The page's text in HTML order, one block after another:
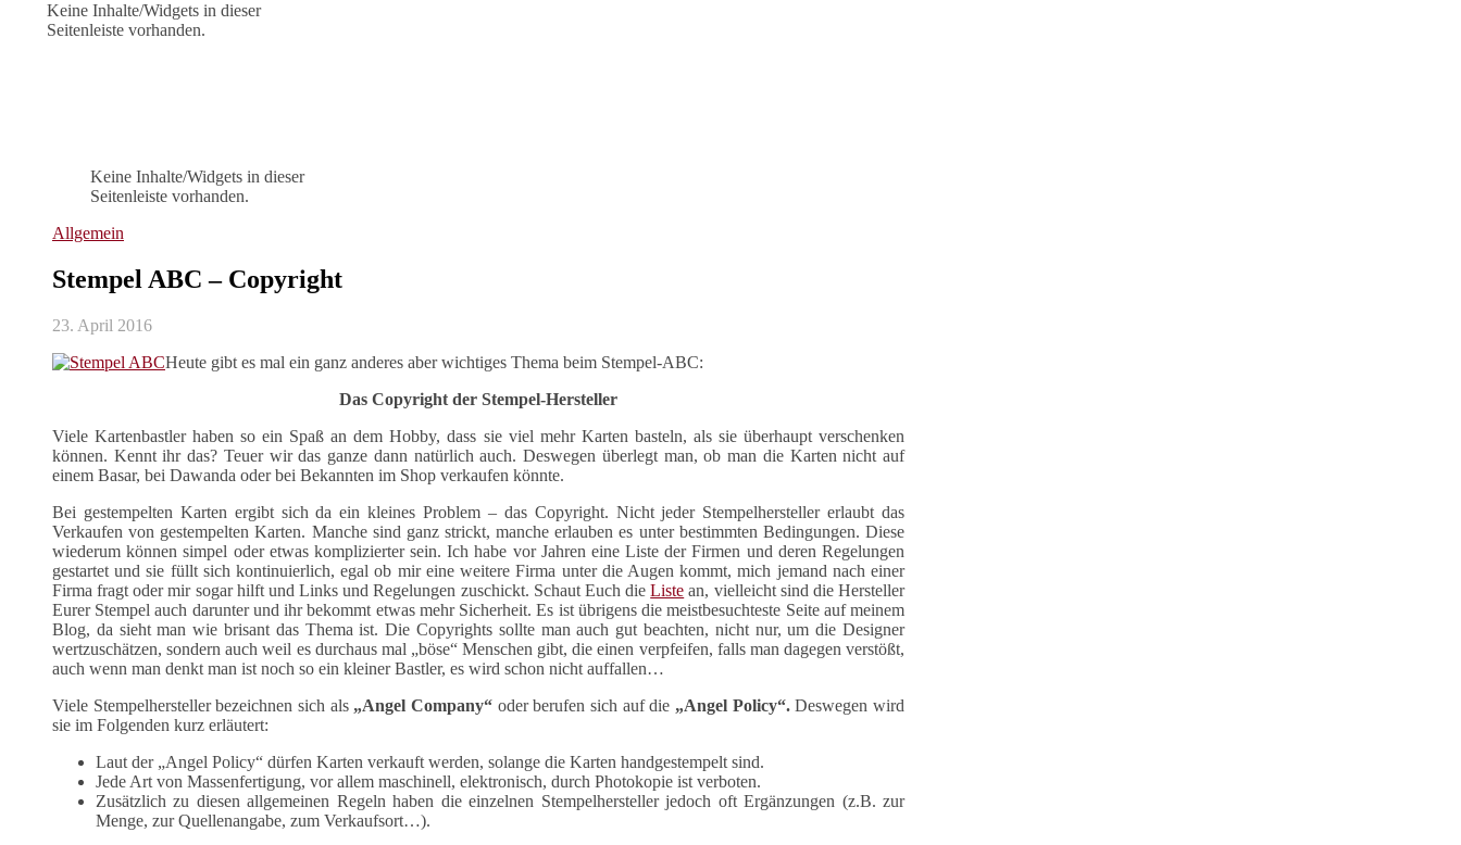
Keine Inhalte/Widgets in dieser
Seitenleiste vorhanden.
Keine Inhalte/Widgets in dieser
Seitenleiste vorhanden.
Allgemein
Stempel ABC – Copyright
23. April 2016
Heute gibt es mal ein ganz anderes aber wichtiges Thema beim Stempel-ABC:
Das Copyright der Stempel-Hersteller
Viele Kartenbastler haben so ein Spaß an dem Hobby, dass sie viel mehr Karten basteln, als sie überhaupt verschenken
können. Kennt ihr das? Teuer wir das ganze dann natürlich auch. Deswegen überlegt man, ob man die Karten nicht auf
einem Basar, bei Dawanda oder bei Bekannten im Shop verkaufen könnte.
Bei gestempelten Karten ergibt sich da ein kleines Problem – das Copyright. Nicht jeder Stempelhersteller erlaubt das
Verkaufen von gestempelten Karten. Manche sind ganz strickt, manche erlauben es unter bestimmten Bedingungen. Diese
wiederum können simpel oder etwas komplizierter sein. Ich habe vor Jahren eine Liste der Firmen und deren Regelungen
gestartet und sie füllt sich kontinuierlich, egal ob mir eine weitere Firma unter die Augen kommt, mich jemand nach einer
Firma fragt oder mir sogar hilft und Links und Regelungen zuschickt. Schaut Euch dieListe an, vielleicht sind die Hersteller
Eurer Stempel auch darunter und ihr bekommt etwas mehr Sicherheit. Es ist übrigens die meistbesuchteste Seite auf meinem
Blog, da sieht man wie brisant das Thema ist. Die Copyrights sollte man auch gut beachten, nicht nur, um die Designer
wertzuschätzen, sondern auch weil es durchaus mal „böse“ Menschen gibt, die einen verpfeifen, falls man dagegen verstößt,
auch wenn man denkt man ist noch so ein kleiner Bastler, es wird schon nicht auffallen…
Viele Stempelhersteller bezeichnen sich als „Angel Company“ oder berufen sich auf die „Angel Policy“.Deswegen wird
sie im Folgenden kurz erläutert:
Laut der „Angel Policy“ dürfen Karten verkauft werden, solange die Karten handgestempelt sind.
Jede Art von Massenfertigung, vor allem maschinell, elektronisch, durch Photokopie ist verboten.
Zusätzlich zu diesen allgemeinen Regeln haben die einzelnen Stempelhersteller jedoch oft Ergänzungen (z.B. zur
Menge, zur Quellenangabe, zum Verkaufsort…).